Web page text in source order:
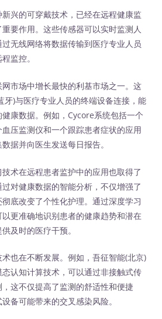
的可穿戴技术，已经在远程健康监
要作用。这些传感器可以实时监测人
无线网络将数据传输到医疗专业人员
监控。
市场中增长最快的利基市场之一。这
牙)与医疗专业人员的终端设备连接，能
康数据。例如，Cycore系统包括一个
压监测仪和一个跟踪患者症状的应用
据并向医生发送每日报告。
在远程患者监护中的应用也取得了
对健康数据的智能分析，不仅增强了
底改变了个性化护理。通过深度学习
更准确地识别患者的健康趋势和潜在
及时的医疗干预。
在不断发展。例如，吾征智能(北京)
认知计算技术，可以通过非接触式传
这不仅提高了监测的舒适性和便捷
备可能带来的交叉感染风险。